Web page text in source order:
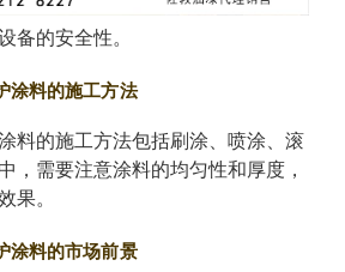
备的安全性。
涂料的施工方法
料的施工方法包括刷涂、喷涂、滚
，需要注意涂料的均匀性和厚度，
果。
涂料的市场前景